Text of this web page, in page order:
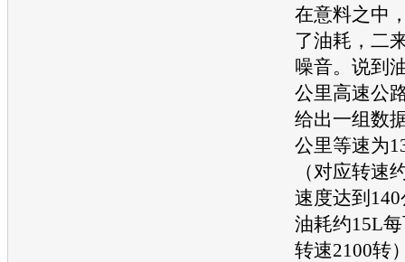
在意料之中
了油耗，二
噪音。说到
公里高速公
给出一组数
公里等速为
（对应转速
速度达到
油耗约15L
转速2100转